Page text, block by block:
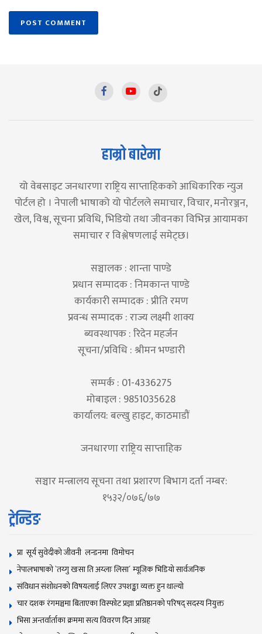
हाम्रो बारेमा
यो वेबसाइट जनधारणा राष्ट्रिय साप्ताहिकको आधिकारिक न्युज
पोर्टल हो । नेपाली भाषाको यो पोर्टलले समाचार, विचार, मनोरञ्जन,
खेल, विश्व, सूचना प्रविधि, भिडियो तथा जीवनका विभिन्न आयामका
समाचार र विश्लेषणलाई समेट्छ।
सञ्चालक : शान्ता पाण्डे
प्रधान सम्पादक : निमकान्त पाण्डे
कार्यकारी सम्पादक : प्रीति रमण
प्रवन्ध सम्पादक : राज्य लक्ष्मी शाक्य
ब्यवस्थापक : रिदेन महर्जन
सूचना/प्रविधि : श्रीमन भण्डारी
सम्पर्क : 01-4336275
मोबाइल : 9851035628
कार्यालय: बल्खु हाइट, काठमाडौं
जनधारणा राष्ट्रिय साप्ताहिक
सञ्चार मन्त्रालय सूचना तथा प्रशारण बिभाग दर्ता नम्बर:
१५३२/०७६/७७
ट्रेन्डिङ
प्रा सूर्य सुवेदीको जीवनी लन्डनमा विमोचन
नेपालभाषाकाे `तय्गु खःसा ति अय्लाः लिसा´ म्यूजिक भिडियाे सार्वजनिक
संविधान संशोधनकाे विषयलाई लिएर उपशङ्का व्यक्त हुन थाल्याे
चार दशक रंगमञ्चमा बिताएका विस्फोट प्रज्ञा प्रतिष्ठानको परिषद् सदस्य नियुक्त
भिसा अन्तर्वार्ताका क्रममा सत्य विवरण दिन आग्रह